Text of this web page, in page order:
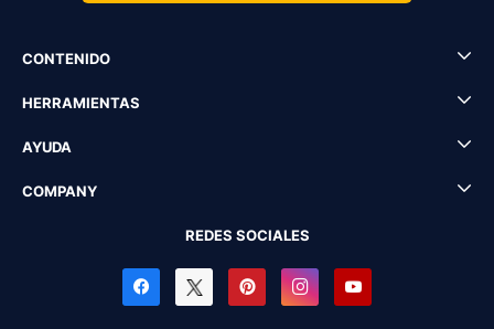
CONTENIDO
HERRAMIENTAS
AYUDA
COMPANY
REDES SOCIALES